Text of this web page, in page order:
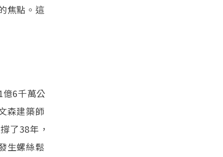
焦點。這
6千萬公
森建築師
了38年，
生螺絲鬆